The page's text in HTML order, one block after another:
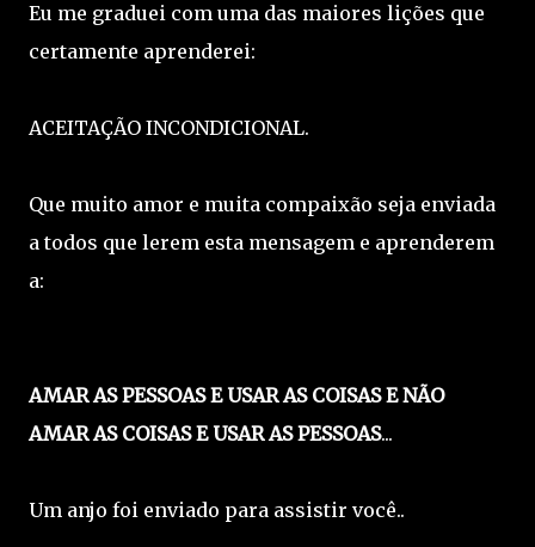
Eu me graduei com uma das maiores lições que
certamente aprenderei:
ACEITAÇÃO INCONDICIONAL.
Que muito amor e muita compaixão seja enviada
a todos que lerem esta mensagem e aprenderem
a:
AMAR AS PESSOAS E USAR AS COISAS E NÃO
AMAR AS COISAS E USAR AS PESSOAS...
Um anjo foi enviado para assistir você..